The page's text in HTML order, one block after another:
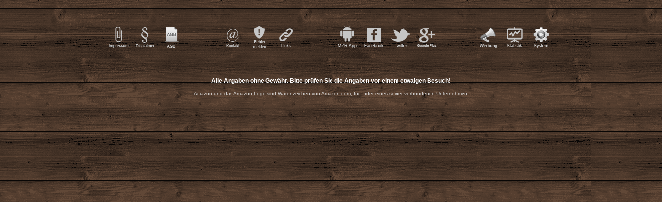
Alle Angaben ohne Gewähr. Bitte prüfen Sie die Angaben vor einem etwaigen Besuch!
Amazon und das Amazon-Logo sind Warenzeichen von Amazon.com, Inc. oder eines seiner verbundenen Unternehmen.